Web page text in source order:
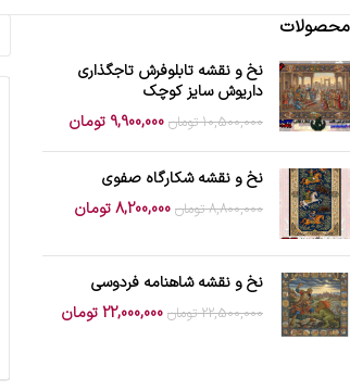
محصولات
نخ و نقشه تابلوفرش تاجگذاری
داریوش سایز کوچک
10,500,000 تومان 9,900,000 تومان
نخ و نقشه شکارگاه صفوی
8,800,000 تومان 8,200,000تومان
نخ و نقشه شاهنامه فردوسی
22,500,000 تومان 22,000,000تومان